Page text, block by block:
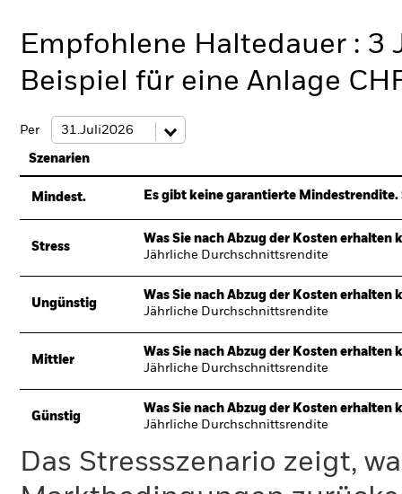
Empfohlene Haltedauer : 3
Beispiel für eine Anlage
Per
Szenarien
Mindest. Es gibt keine garantierte
Stress
Was Sie nach Abzug der Kosten erhalten
Jährliche Durchschnittsrendite
Ungünstig
Was Sie nach Abzug der Kosten erhalten
Jährliche Durchschnittsrendite
Mittler
Was Sie nach Abzug der Kosten erhalten
Jährliche Durchschnittsrendite
Günstig
Was Sie nach Abzug der Kosten erhalten
Jährliche Durchschnittsrendite
Das Stressszenario zeigt,